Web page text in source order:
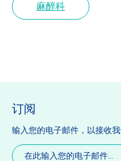
麻醉科
订阅
输入您的电子邮件，以接收
电